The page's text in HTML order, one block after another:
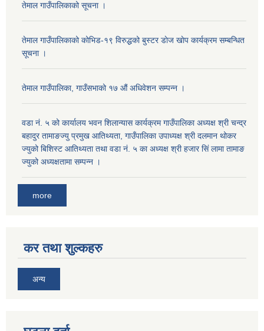
तेमाल गाउँपालिकाको सूचना ।
तेमाल गाउँपालिकाको कोभिड-१९ विरुद्धको बुस्टर डाेज खाेप कार्यक्रम सम्बन्धित
सूचना ।
तेमाल गाउँपालिका, गाउँसभाको १७ ‌औं अधिवेशन सम्पन्न ।
वडा नं. ५ को कार्यालय भवन शिलान्यास कार्यक्रम गाउँपालिका अध्यक्ष श्री चन्द्र
बहादुर तामाङज्यु प्रमुख आतिथ्यता, गाउँपालिका उपाध्यक्ष श्री दलमान थोकर
ज्युको बिशिस्ट आतिथ्यता तथा वडा नं. ५ का अध्यक्ष श्री हजार सिं लामा तामाङ
ज्युको अध्यक्षतामा सम्पन्न ।
more
कर तथा शुल्कहरु
अन्य